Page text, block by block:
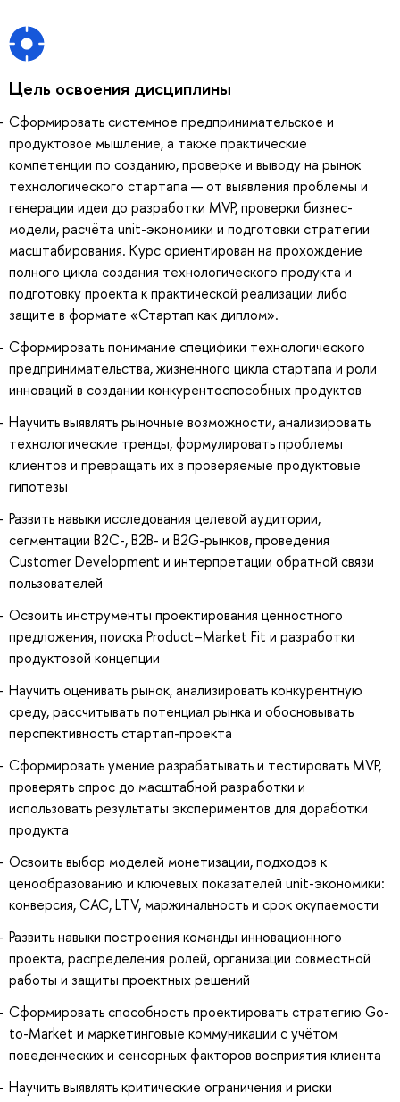
Цель освоения дисциплины
Сформировать системное предпринимательское и
продуктовое мышление, а также практические
компетенции по созданию, проверке и выводу на рынок
технологического стартапа — от выявления проблемы и
генерации идеи до разработки MVP, проверки бизнес-
модели, расчёта unit-экономики и подготовки стратегии
масштабирования. Курс ориентирован на прохождение
полного цикла создания технологического продукта и
подготовку проекта к практической реализации либо
защите в формате «Стартап как диплом».
Сформировать понимание специфики технологического
предпринимательства, жизненного цикла стартапа и роли
инноваций в создании конкурентоспособных продуктов
Научить выявлять рыночные возможности, анализировать
технологические тренды, формулировать проблемы
клиентов и превращать их в проверяемые продуктовые
гипотезы
Развить навыки исследования целевой аудитории,
сегментации B2C-, B2B- и B2G-рынков, проведения
Customer Development и интерпретации обратной связи
пользователей
Освоить инструменты проектирования ценностного
предложения, поиска Product–Market Fit и разработки
продуктовой концепции
Научить оценивать рынок, анализировать конкурентную
среду, рассчитывать потенциал рынка и обосновывать
перспективность стартап-проекта
Сформировать умение разрабатывать и тестировать MVP,
проверять спрос до масштабной разработки и
использовать результаты экспериментов для доработки
продукта
Освоить выбор моделей монетизации, подходов к
ценообразованию и ключевых показателей unit-экономики:
конверсия, CAC, LTV, маржинальность и срок окупаемости
Развить навыки построения команды инновационного
проекта, распределения ролей, организации совместной
работы и защиты проектных решений
Сформировать способность проектировать стратегию Go-
to-Market и маркетинговые коммуникации с учётом
поведенческих и сенсорных факторов восприятия клиента
Научить выявлять критические ограничения и риски